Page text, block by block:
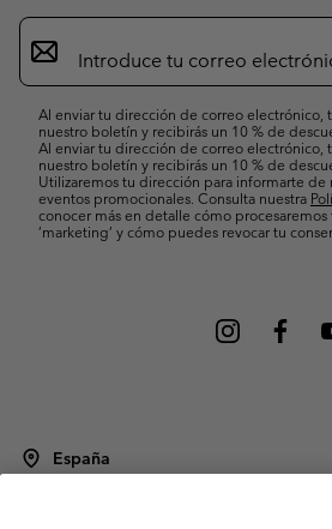
Suscripción
de
correo
Al enviar tu dirección de correo electrónico,
nuestro boletín y recibirás un 10 % de
Al enviar tu dirección de correo electrónico,
nuestro boletín y recibirás un 10 % de
Utilizaremos tu dirección para informarte de
eventos promocionales. Consulta nuestra
conocer más en detalle cómo
’marketing’ y cómo puedes revocar tu
España